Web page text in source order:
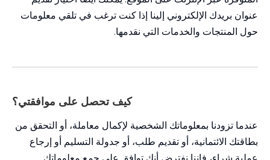
عنوان بريدك الإلكتروني إلينا إذا كنت ترغب في تلقي معلومات
حول المنتجات والخدمات التي نقدمها.
كيف تحصل على موافقتي؟
عندما تزودنا بمعلوماتك الشخصية لإكمال معاملة، أو التحقق من
بطاقتك الائتمانية، أو تقديم طلب، أو جدولة التسليم أو إرجاع